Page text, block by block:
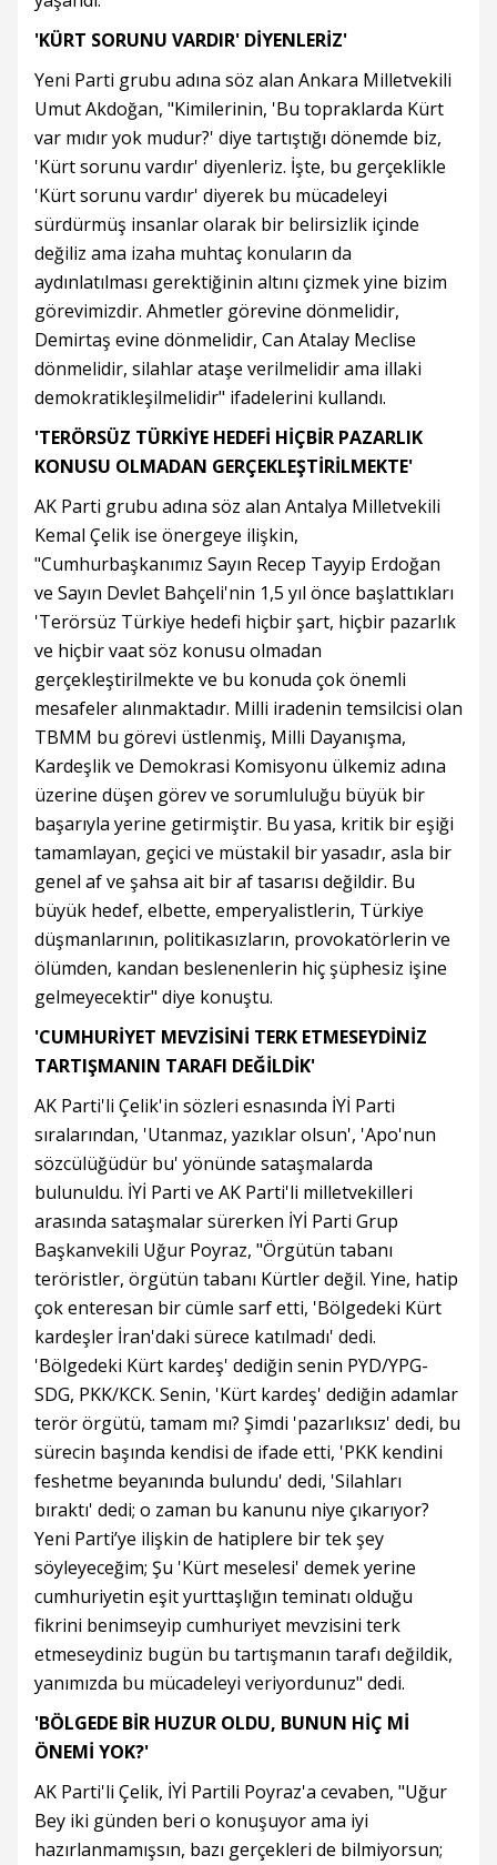
'KÜRT SORUNU VARDIR' DİYENLERİZ'
Yeni Parti grubu adına söz alan Ankara Milletvekili
Umut Akdoğan, "Kimilerinin, 'Bu topraklarda Kürt
var mıdır yok mudur?' diye tartıştığı dönemde biz,
'Kürt sorunu vardır' diyenleriz. İşte, bu gerçeklikle
'Kürt sorunu vardır' diyerek bu mücadeleyi
sürdürmüş insanlar olarak bir belirsizlik içinde
değiliz ama izaha muhtaç konuların da
aydınlatılması gerektiğinin altını çizmek yine bizim
görevimizdir. Ahmetler görevine dönmelidir,
Demirtaş evine dönmelidir, Can Atalay Meclise
dönmelidir, silahlar ataşe verilmelidir ama illaki
demokratikleşilmelidir" ifadelerini kullandı.
'TERÖRSÜZ TÜRKİYE HEDEFİ HİÇBİR PAZARLIK
KONUSU OLMADAN GERÇEKLEŞTİRİLMEKTE'
AK Parti grubu adına söz alan Antalya Milletvekili
Kemal Çelik ise önergeye ilişkin,
"Cumhurbaşkanımız Sayın Recep Tayyip Erdoğan
ve Sayın Devlet Bahçeli'nin 1,5 yıl önce başlattıkları
'Terörsüz Türkiye hedefi hiçbir şart, hiçbir pazarlık
ve hiçbir vaat söz konusu olmadan
gerçekleştirilmekte ve bu konuda çok önemli
mesafeler alınmaktadır. Milli iradenin temsilcisi olan
TBMM bu görevi üstlenmiş, Milli Dayanışma,
Kardeşlik ve Demokrasi Komisyonu ülkemiz adına
üzerine düşen görev ve sorumluluğu büyük bir
başarıyla yerine getirmiştir. Bu yasa, kritik bir eşiği
tamamlayan, geçici ve müstakil bir yasadır, asla bir
genel af ve şahsa ait bir af tasarısı değildir. Bu
büyük hedef, elbette, emperyalistlerin, Türkiye
düşmanlarının, politikasızların, provokatörlerin ve
ölümden, kandan beslenenlerin hiç şüphesiz işine
gelmeyecektir" diye konuştu.
'CUMHURİYET MEVZİSİNİ TERK ETMESEYDİNİZ
TARTIŞMANIN TARAFI DEĞİLDİK'
AK Parti'li Çelik'in sözleri esnasında İYİ Parti
sıralarından, 'Utanmaz, yazıklar olsun', 'Apo'nun
sözcülüğüdür bu' yönünde sataşmalarda
bulunuldu. İYİ Parti ve AK Parti'li milletvekilleri
arasında sataşmalar sürerken İYİ Parti Grup
Başkanvekili Uğur Poyraz, "Örgütün tabanı
teröristler, örgütün tabanı Kürtler değil. Yine, hatip
çok enteresan bir cümle sarf etti, 'Bölgedeki Kürt
kardeşler İran'daki sürece katılmadı' dedi.
'Bölgedeki Kürt kardeş' dediğin senin PYD/YPG-
SDG, PKK/KCK. Senin, 'Kürt kardeş' dediğin adamlar
terör örgütü, tamam mı? Şimdi 'pazarlıksız' dedi, bu
sürecin başında kendisi de ifade etti, 'PKK kendini
feshetme beyanında bulundu' dedi, 'Silahları
bıraktı' dedi; o zaman bu kanunu niye çıkarıyor?
Yeni Parti’ye ilişkin de hatiplere bir tek şey
söyleyeceğim; Şu 'Kürt meselesi' demek yerine
cumhuriyetin eşit yurttaşlığın teminatı olduğu
fikrini benimseyip cumhuriyet mevzisini terk
etmeseydiniz bugün bu tartışmanın tarafı değildik,
yanımızda bu mücadeleyi veriyordunuz" dedi.
'BÖLGEDE BİR HUZUR OLDU, BUNUN HİÇ Mİ
ÖNEMİ YOK?'
AK Parti'li Çelik, İYİ Partili Poyraz'a cevaben, "Uğur
Bey iki günden beri o konuşuyor ama iyi
hazırlanmamışsın, bazı gerçekleri de bilmiyorsun;